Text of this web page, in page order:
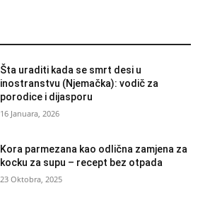
Šta uraditi kada se smrt desi u
inostranstvu (Njemačka): vodič za
porodice i dijasporu
16 Januara, 2026
Kora parmezana kao odlična zamjena za
kocku za supu – recept bez otpada
23 Oktobra, 2025